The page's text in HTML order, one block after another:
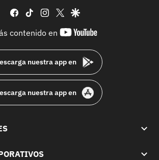
facebook
tiktok instagram
twittergoogle
contenido en
youtube-
nuestra app en
nuestra app en